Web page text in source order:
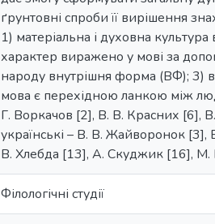
ґрунтовні спроби її вирішення
1) матеріальна і духовна
характер виражено у мові за
народу внутрішня форма (ВФ); 3)
мова є перехідною ланкою між
Г. Воркачов [2], В. В. Красних [6],
українські – В. В. Жайворонок [3],
В. Хлебда [13], A. Скуджик [16],
Філологічні студії